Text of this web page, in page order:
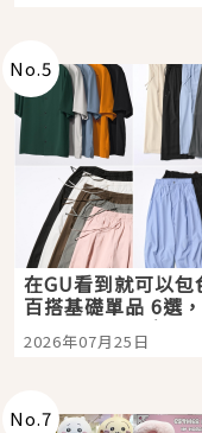
No.5
在GU看到就可以包
百搭基礎單品 6選
眼全收也不心疼
2026年07月25日
No.7